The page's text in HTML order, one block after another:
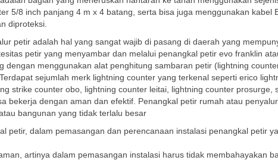
5/8 inch panjang 4 m x 4 batang, serta bisa juga menggunakan kabel
diproteksi.
petir adalah hal yang sangat wajib di pasang di daerah yang
petir yang menyambar dan melalui penangkal petir evo franklin
dengan menggunakan alat penghitung sambaran petir (lightning
sejumlah merk lightning counter yang terkenal seperti erico
strike counter obo, lightning counter leitai, lightning counter prosurge,
bekerja dengan aman dan efektif. Penangkal petir rumah atau
bangunan yang tidak terlalu besar
petir, dalam pemasangan dan perencanaan instalasi penangkal petir
artinya dalam pemasangan instalasi harus tidak membahayakan